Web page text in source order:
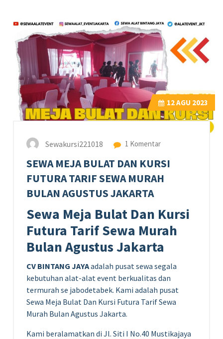
12AGU 2023
Sewakursi221018 1 Komentar
SEWA MEJA BULAT DAN KURSI
FUTURA TARIF SEWA MURAH
BULAN AGUSTUS JAKARTA
Sewa Meja Bulat Dan Kursi
Futura Tarif Sewa Murah
Bulan Agustus Jakarta
CV BINTANG JAYAadalah pusat sewa segala
kebutuhan alat-alat event berkualitas dan
termurah se jabodetabek. Kami adalah pusat
Sewa Meja Bulat Dan Kursi Futura Tarif Sewa
Murah Bulan Agustus Jakarta.
Kami beralamatkan di Jl. Siti I No.40 Mustikajaya